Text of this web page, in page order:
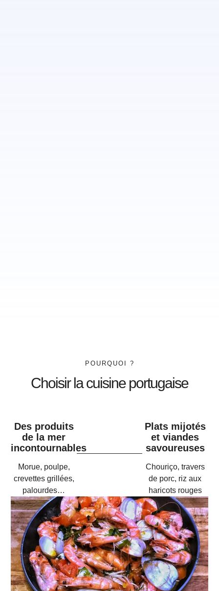
POURQUOI ?
Choisir la cuisine portugaise
Des produits
de la mer
incontournables
Morue, poulpe,
crevettes grillées,
palourdes…
Plats mijotés
et viandes
savoureuses
Chouriço, travers
de porc, riz aux
haricots rouges